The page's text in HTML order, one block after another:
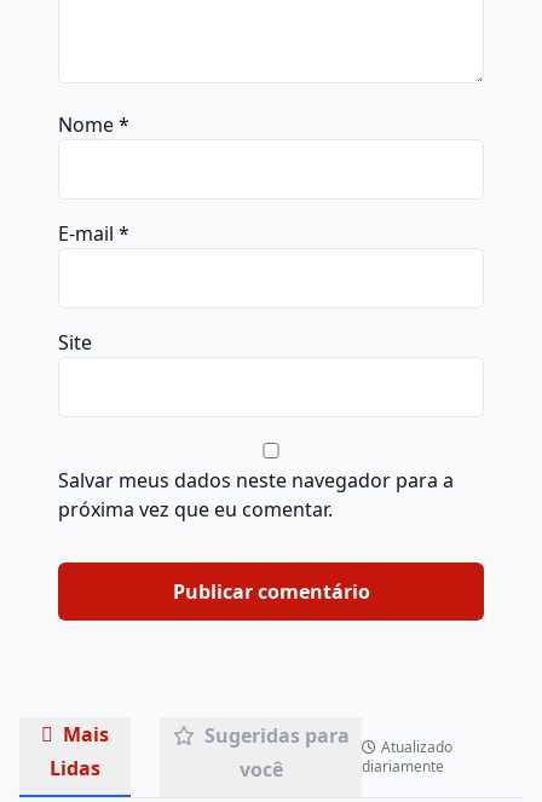
Nome*
E-mail *
Site
Salvar meus dados neste navegador para a
próxima vez que eu comentar.
Mais
Lidas
Sugeridas para
você
Atualizado
diariamente